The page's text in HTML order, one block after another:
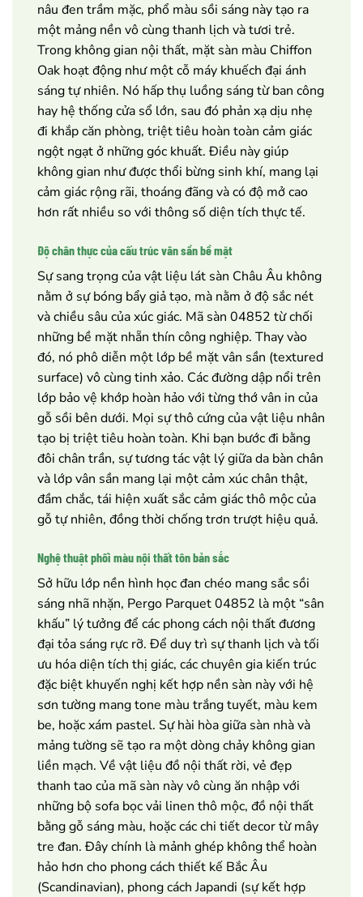
nâu đen trầm mặc, phổ màu sồi sáng này tạo ra
một mảng nền vô cùng thanh lịch và tươi trẻ.
Trong không gian nội thất, mặt sàn màu Chiffon
Oak hoạt động như một cỗ máy khuếch đại ánh
sáng tự nhiên. Nó hấp thụ luồng sáng từ ban công
hay hệ thống cửa sổ lớn, sau đó phản xạ dịu nhẹ
đi khắp căn phòng, triệt tiêu hoàn toàn cảm giác
ngột ngạt ở những góc khuất. Điều này giúp
không gian như được thổi bừng sinh khí, mang lại
cảm giác rộng rãi, thoáng đãng và có độ mở cao
hơn rất nhiều so với thông số diện tích thực tế.
Độ chân thực của cấu trúc vân sần bề mặt
Sự sang trọng của vật liệu lát sàn Châu Âu không
nằm ở sự bóng bẩy giả tạo, mà nằm ở độ sắc nét
và chiều sâu của xúc giác. Mã sàn 04852 từ chối
những bề mặt nhẵn thín công nghiệp. Thay vào
đó, nó phô diễn một lớp bề mặt vân sần (textured
surface) vô cùng tinh xảo. Các đường dập nổi trên
lớp bảo vệ khớp hoàn hảo với từng thớ vân in của
gỗ sồi bên dưới. Mọi sự thô cứng của vật liệu nhân
tạo bị triệt tiêu hoàn toàn. Khi bạn bước đi bằng
đôi chân trần, sự tương tác vật lý giữa da bàn chân
và lớp vân sần mang lại một cảm xúc chân thật,
đầm chắc, tái hiện xuất sắc cảm giác thô mộc của
gỗ tự nhiên, đồng thời chống trơn trượt hiệu quả.
Nghệ thuật phối màu nội thất tôn bản sắc
Sở hữu lớp nền hình học đan chéo mang sắc sồi
sáng nhã nhặn, Pergo Parquet 04852 là một “sân
khấu” lý tưởng để các phong cách nội thất đương
đại tỏa sáng rực rỡ. Để duy trì sự thanh lịch và tối
ưu hóa diện tích thị giác, các chuyên gia kiến trúc
đặc biệt khuyến nghị kết hợp nền sàn này với hệ
sơn tường mang tone màu trắng tuyết, màu kem
be, hoặc xám pastel. Sự hài hòa giữa sàn nhà và
mảng tường sẽ tạo ra một dòng chảy không gian
liền mạch. Về vật liệu đồ nội thất rời, vẻ đẹp
thanh tao của mã sàn này vô cùng ăn nhập với
những bộ sofa bọc vải linen thô mộc, đồ nội thất
bằng gỗ sáng màu, hoặc các chi tiết decor từ mây
tre đan. Đây chính là mảnh ghép không thể hoàn
hảo hơn cho phong cách thiết kế Bắc Âu
(Scandinavian), phong cách Japandi (sự kết hợp